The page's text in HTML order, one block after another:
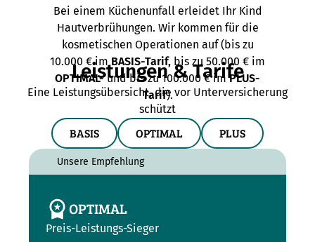
Bei einem Küchenunfall erleidet Ihr Kind
Hautverbrühungen. Wir kommen für die
kosmetischen Operationen auf (bis zu
10.000 € imBASIS-Tarif, bis zu 50.000 € im
OPTIMAL-und bis zu 100.000 € imPLUS-
Tarif).
Leistungen & Tarife
Eine Leistungsübersicht, die vor Unterversicherung
schützt
BASIS OPTIMAL PLUS
Unsere Empfehlung
OPTIMAL
Preis-Leistungs-Sieger